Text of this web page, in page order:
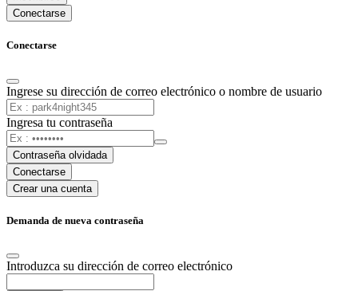
Conectarse
Conectarse
Ingrese su dirección de correo electrónico o nombre de usuario
Ingresa tu contraseña
Contraseña olvidada
Conectarse
Crear una cuenta
Demanda de nueva contraseña
Introduzca su dirección de correo electrónico